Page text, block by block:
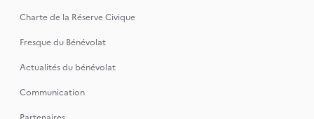
Charte de la Réserve Civique
Fresque du Bénévolat
Actualités du bénévolat
Communication